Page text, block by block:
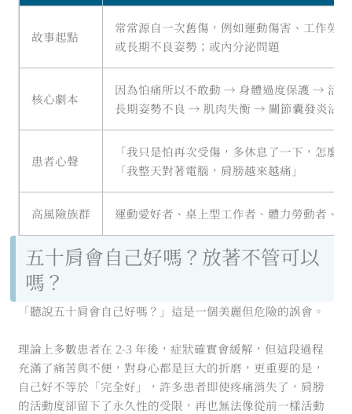
故事起點
常常源自一次舊傷，例如運動傷害、工作勞
或長期不良姿勢；或內分泌問題
核心劇本
因為怕痛所以不敢動 → 身體過度保護 → 活
長期姿勢不良 → 肌肉失衡 → 關節囊發炎沾黏
患者心聲
「我只是怕再次受傷，多休息了一下，怎麼
「我整天對著電腦，肩膀越來越痛」
高風險族群 運動愛好者、桌上型工作者、體力勞動者、
五十肩會自己好嗎？放著不管可以
嗎？
「聽說五十肩會自己好嗎？」這是一個美麗但危險的誤會。
理論上多數患者在 2-3 年後，症狀確實會緩解，但這段過程
充滿了痛苦與不便，對身心都是巨大的折磨，更重要的是，
自己好不等於「完全好」，許多患者即使疼痛消失了，肩膀
的活動度卻留下了永久性的受限，再也無法像從前一樣活動